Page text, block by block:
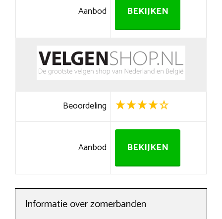
Aanbod BEKIJKEN
Beoordeling
Aanbod BEKIJKEN
Informatie over zomerbanden